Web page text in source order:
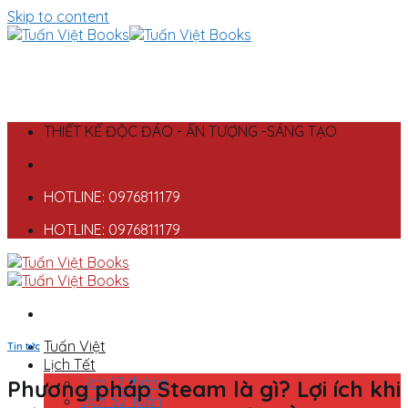
Skip to content
THIẾT KẾ ĐỘC ĐÁO - ẤN TƯỢNG -SÁNG TẠO
HOTLINE: 0976811179
HOTLINE: 0976811179
Tuấn Việt
Lịch Tết
Lịch 12 tháng
Lịch 52 Tuần
Tin tức
Phương pháp Steam là gì? Lợi ích khi